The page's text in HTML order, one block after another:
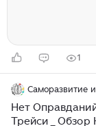
1
Саморазвитие
Нет
Трейси _ Обзор